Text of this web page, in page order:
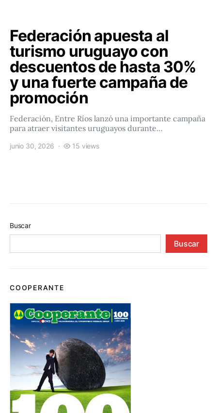
Federación apuesta al
turismo uruguayo con
descuentos de hasta 30%
y una fuerte campaña de
promoción
Federación, Entre Ríos lanzó una importante campaña
para atraer visitantes uruguayos durante…
junio 30, 2026 15 views
Buscar
Buscar
COOPERANTE